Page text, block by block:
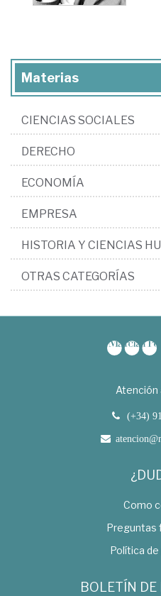
Materias
CIENCIAS SOCIALES
DERECHO
ECONOMÍA
EMPRESA
HISTORIA Y CIENCIAS
OTRAS CATEGORÍAS
Atención
(+34)
Como
Preguntas
Política de
BOLETÍN DE